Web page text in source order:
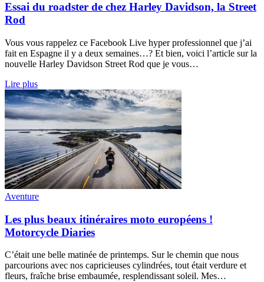
Essai du roadster de chez Harley Davidson, la Street
Rod
Vous vous rappelez ce Facebook Live hyper professionnel que j’ai
fait en Espagne il y a deux semaines…? Et bien, voici l’article sur la
nouvelle Harley Davidson Street Rod que je vous…
Lire plus
Aventure
Les plus beaux itinéraires moto européens !
Motorcycle Diaries
C’était une belle matinée de printemps. Sur le chemin que nous
parcourions avec nos capricieuses cylindrées, tout était verdure et
fleurs, fraîche brise embaumée, resplendissant soleil. Mes…